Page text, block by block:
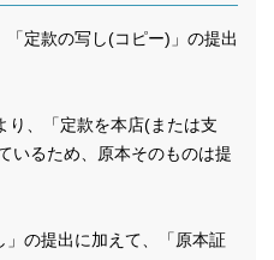
定款の写し(コピー)」の提出
り、「定款を本店(または支
いるため、原本そのものは提
」の提出に加えて、「原本証